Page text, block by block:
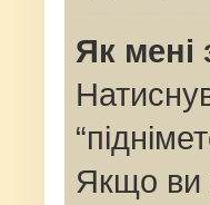
Як мені
Якщо ви